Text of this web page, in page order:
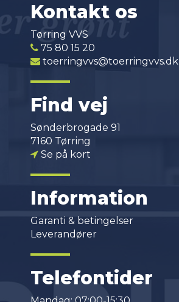
Kontakt os
Tørring VVS
75 80 15 20
toerringvvs@toerringvvs.dk
Find vej
Sønderbrogade 91
7160 Tørring
Se på kort
Information
Garanti & betingelser
Leverandører
Telefontider